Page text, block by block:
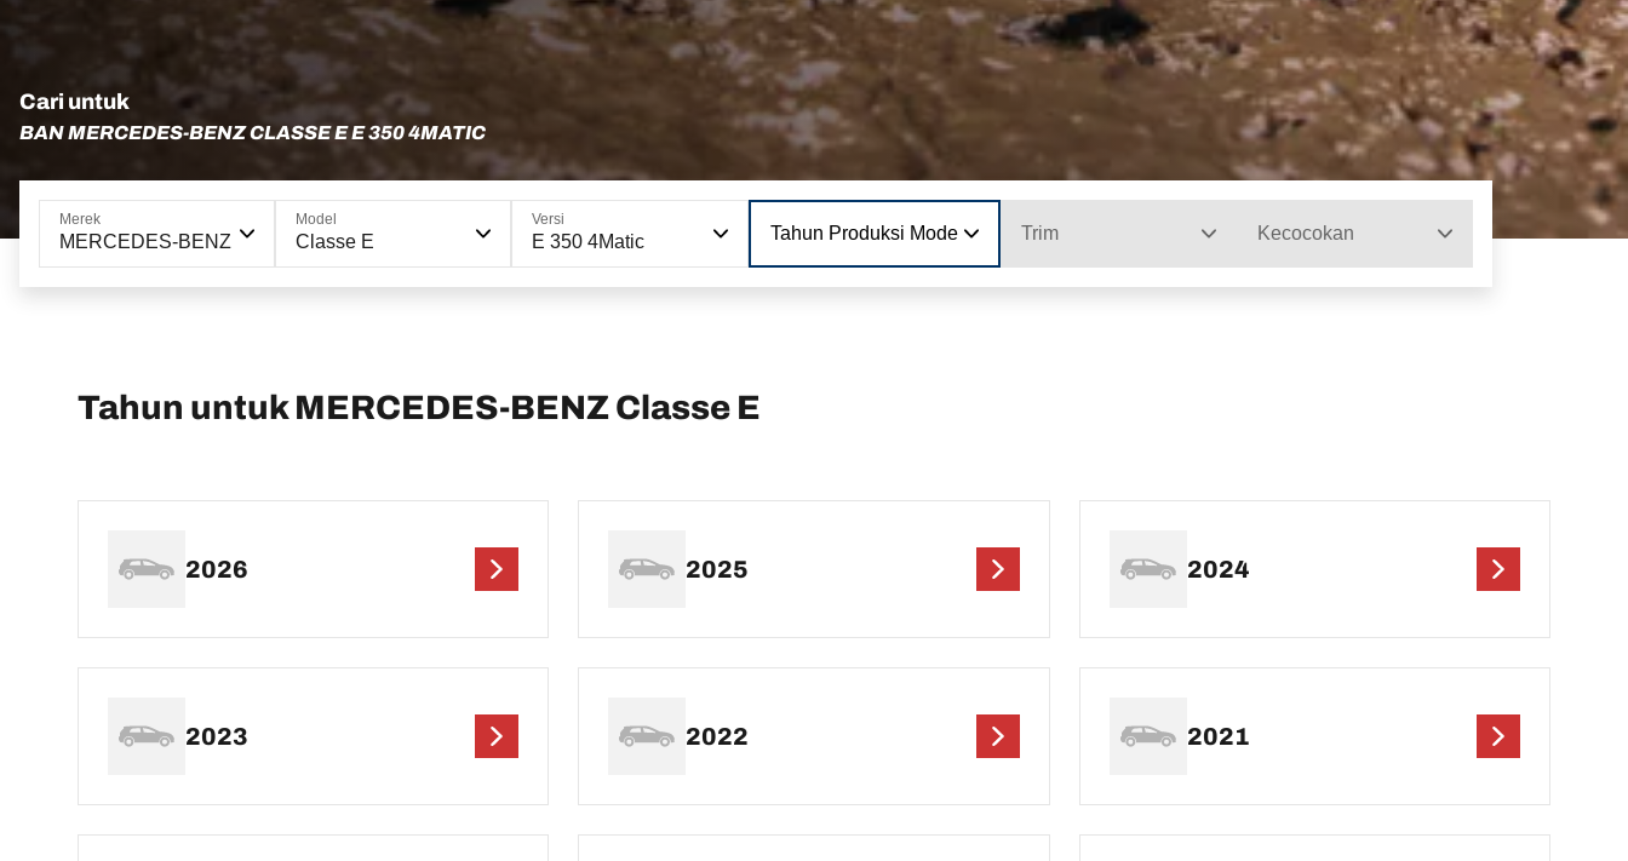
Cari untuk
BAN MERCEDES-BENZ CLASSE E E 350 4MATIC
Merek
MERCEDES-BENZ
Model
Classe E
Versi
E 350 4Matic Tahun Produksi Model Trim Kecocokan
Tahun untuk MERCEDES-BENZ Classe E
2026 2025 2024
2023 2022 2021